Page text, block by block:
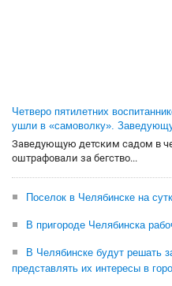
Четверо пятилетних
ушли в «самоволку».
Заведующую детским садом в
оштрафовали за бегство...
Поселок в Челябинске на
В пригороде Челябинска
В Челябинске будут решать
представлять их интересы в